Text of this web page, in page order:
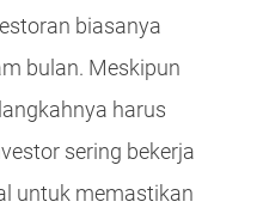
biasanya
bulan. Meskipun
harus
sering bekerja
untuk memastikan